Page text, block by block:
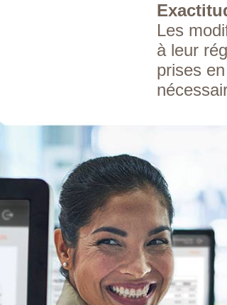
Les
à leur
prises